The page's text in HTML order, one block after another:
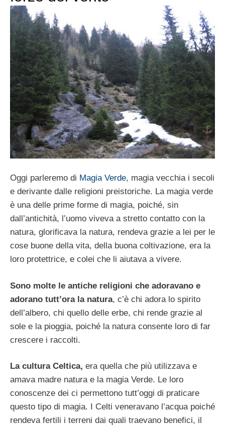
Oggi parleremo di Magia Verde, magia vecchia i secoli
e derivante dalle religioni preistoriche. La magia verde
è una delle prime forme di magia, poiché, sin
dall’antichità, l’uomo viveva a stretto contatto con la
natura, glorificava la natura, rendeva grazie a lei per le
cose buone della vita, della buona coltivazione, era la
loro protettrice, e colei che li aiutava a vivere.
Sono molte le antiche religioni che adoravano e
adorano tutt’ora la natura, c’è chi adora lo spirito
dell’albero, chi quello delle erbe, chi rende grazie al
sole e la pioggia, poiché la natura consente loro di far
crescere i raccolti.
La cultura Celtica, era quella che più utilizzava e
amava madre natura e la magia Verde. Le loro
conoscenze dei ci permettono tutt’oggi di praticare
questo tipo di magia. I Celti veneravano l’acqua poiché
rendeva fertili i terreni dai quali traevano benefici, il